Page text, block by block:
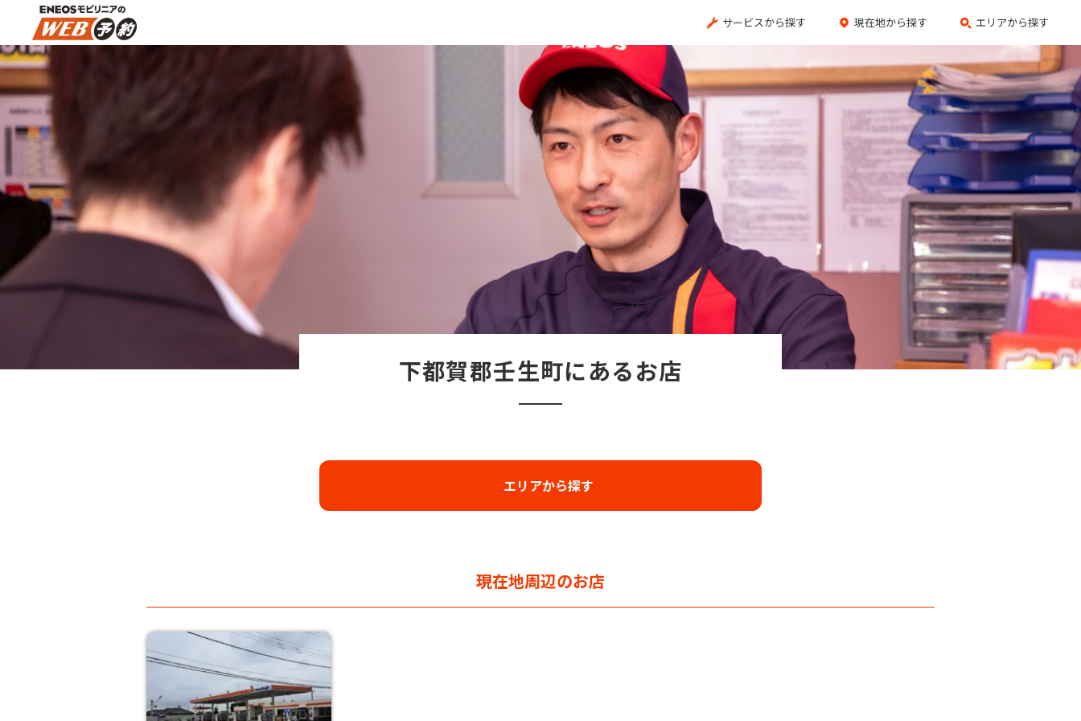
サービスから探す 現在地から探す エリアから探す
下都賀郡壬生町にあるお店
エリアから探す
現在地周辺のお店